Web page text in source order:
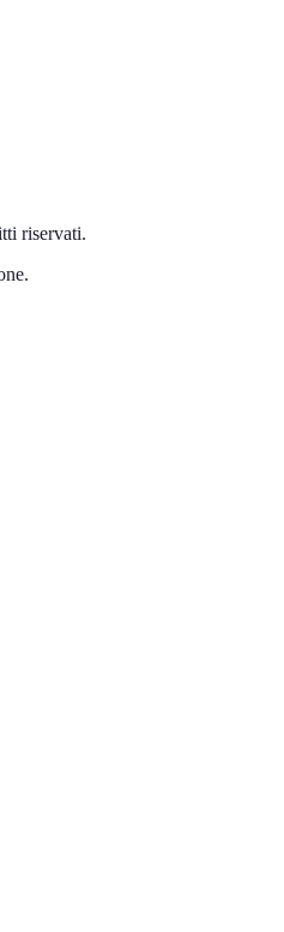
riservati.